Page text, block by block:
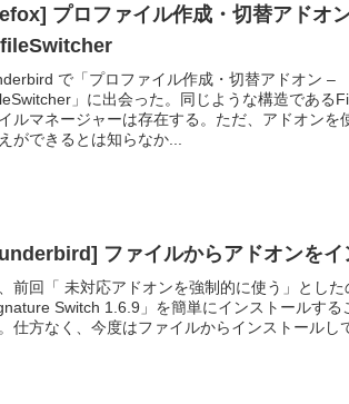
プロファイル作成・切替アドオ
で「プロファイル作成・切替アドオン –
」に出会った。同じような構造である
ルマネージャーは存在する。ただ、アドオンを
ができるとは知らなか...
ファイルからアドオンをイ
前回「 未対応アドオンを強制的に使う」とした
Switch 1.6.9」を簡単にインストールする
仕方なく、今度はファイルからインストールし